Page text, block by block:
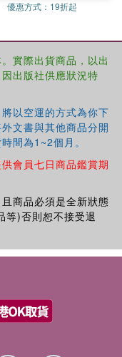
chapter outlining
and a chapter on
professionals
in-depth guide to
優惠方式： 19折起
實際出貨商品，以出
出版社供應狀況特
以空運的方式為你下
文書與其他商品分開
間為1~2個月。
會員七日商品鑑賞期
商品必須是全新狀態
等)否則恕不接受退